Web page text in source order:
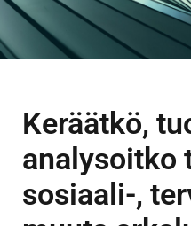
Keräätkö,
analysoitko
sosiaali-,